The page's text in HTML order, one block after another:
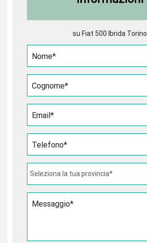
su Fiat 500 Ibrida Torino
Nome*
Cognome*
Email*
Telefono*
Messaggio*